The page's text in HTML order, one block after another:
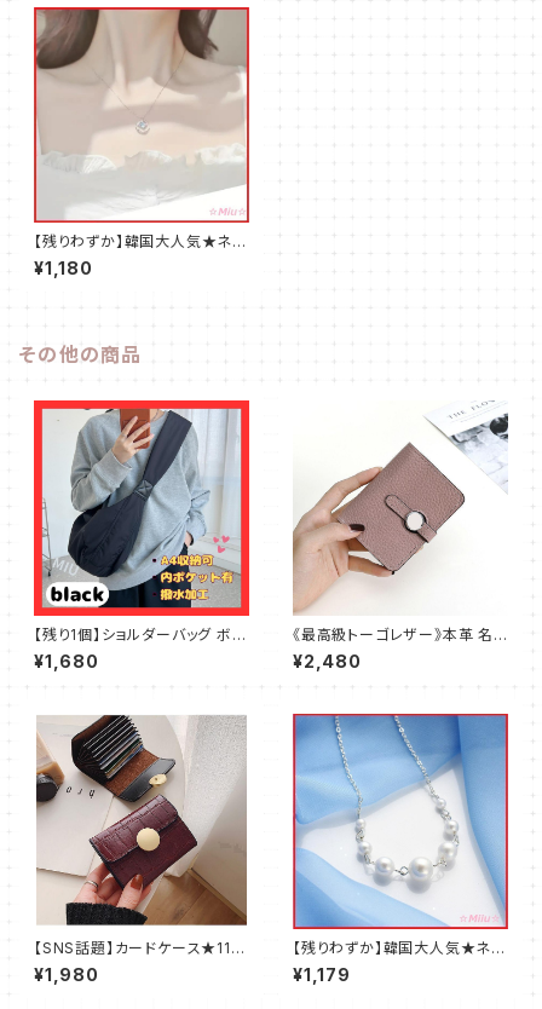
【残りわずか】韓国大人気★ネッ
クレス★かわいい★ムーン★シ
ルバー
¥1,180
その他の商品
【残り1個】ショルダーバッグ ボデ
ィバッグ ラウンド 黒 ブラック 大
人気 軽量
¥1,680
《最高級トーゴレザー》本革 名
刺入れ ガードケース レディース
ピンクベージュ
¥2,480
【SNS話題】カードケース★11枚
収納★オシャレで可愛い★レデ
ィース★レッド@
¥1,980
【残りわずか】韓国大人気★ネッ
クレス★かわいい★パール★レ
ディース★シルバー
¥1,179